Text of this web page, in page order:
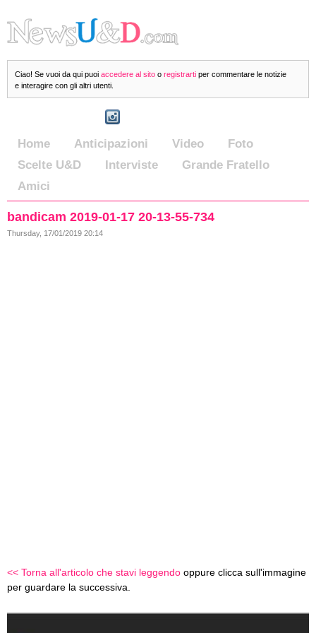
Ciao! Se vuoi da qui puoi accedere al sito o registrarti per commentare le notizie
e interagire con gli altri utenti.
Home Anticipazioni Video
Foto
Scelte U&D
Interviste
Grande Fratello
Amici
bandicam 2019-01-17 20-13-55-734
Thursday, 17/01/2019 20:14
<< Torna all'articolo che stavi leggendo oppure clicca sull'immagine
per guardare la successiva.